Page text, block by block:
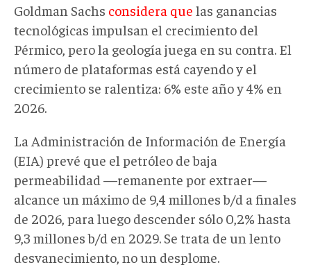
Goldman Sachs considera que las ganancias
tecnológicas impulsan el crecimiento del
Pérmico, pero la geología juega en su contra. El
número de plataformas está cayendo y el
crecimiento se ralentiza: 6% este año y 4% en
2026.
La Administración de Información de Energía
(EIA) prevé que el petróleo de baja
permeabilidad —remanente por extraer—
alcance un máximo de 9,4 millones b/d a finales
de 2026, para luego descender sólo 0,2% hasta
9,3 millones b/d en 2029. Se trata de un lento
desvanecimiento, no un desplome.